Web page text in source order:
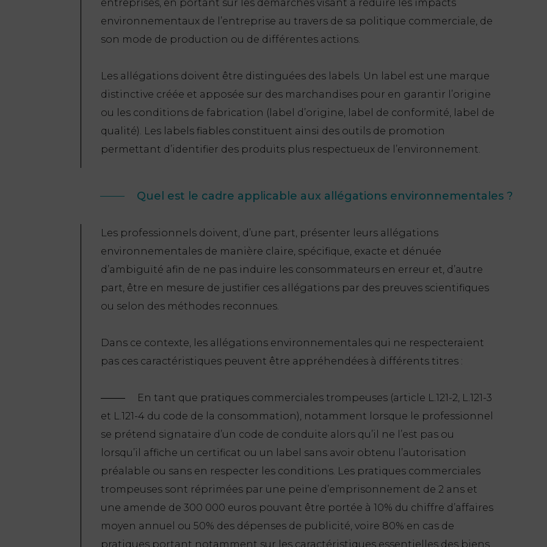
entreprises, en portant sur les démarches visant à réduire les impacts
environnementaux de l’entreprise au travers de sa politique commerciale, de
son mode de production ou de différentes actions.
Les allégations doivent être distinguées des labels. Un label est une marque
distinctive créée et apposée sur des marchandises pour en garantir l’origine
ou les conditions de fabrication (label d’origine, label de conformité, label de
qualité). Les labels fiables constituent ainsi des outils de promotion
permettant d’identifier des produits plus respectueux de l’environnement.
Quel est le cadre applicable aux allégations environnementales ?
Les professionnels doivent, d’une part, présenter leurs allégations
environnementales de manière claire, spécifique, exacte et dénuée
d’ambiguïté afin de ne pas induire les consommateurs en erreur et, d’autre
part, être en mesure de justifier ces allégations par des preuves scientifiques
ou selon des méthodes reconnues.
Dans ce contexte, les allégations environnementales qui ne respecteraient
pas ces caractéristiques peuvent être appréhendées à différents titres :
En tant que pratiques commerciales trompeuses (article L.121-2, L.121-3
et L.121-4 du code de la consommation), notamment lorsque le professionnel
se prétend signataire d’un code de conduite alors qu’il ne l’est pas ou
lorsqu’il affiche un certificat ou un label sans avoir obtenu l’autorisation
préalable ou sans en respecter les conditions. Les pratiques commerciales
trompeuses sont réprimées par une peine d’emprisonnement de 2 ans et
une amende de 300 000 euros pouvant être portée à 10% du chiffre d’affaires
moyen annuel ou 50% des dépenses de publicité, voire 80% en cas de
pratiques portant notamment sur les caractéristiques essentielles des biens